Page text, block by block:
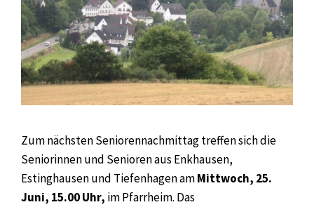
Zum nächsten Seniorennachmittag treffen sich die
Seniorinnen und Senioren aus Enkhausen,
Estinghausen und Tiefenhagen amMittwoch, 25.
Juni, 15.00 Uhr, im Pfarrheim. Das